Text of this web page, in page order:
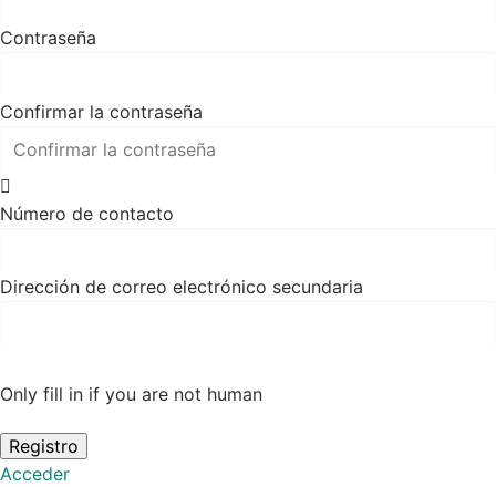
Contraseña
Confirmar la contraseña
Número de contacto
Dirección de correo electrónico secundaria
Only fill in if you are not human
Acceder